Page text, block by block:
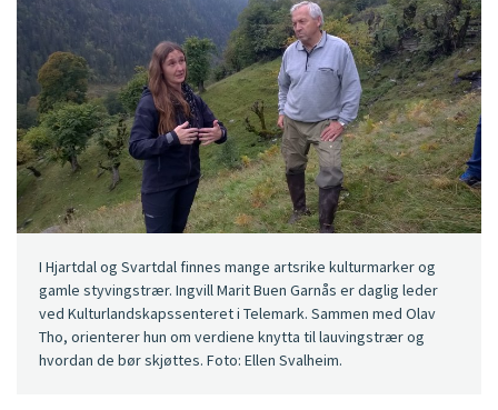
I Hjartdal og Svartdal finnes mange artsrike kulturmarker og
gamle styvingstrær. Ingvill Marit Buen Garnås er daglig leder
ved Kulturlandskapssenteret i Telemark. Sammen med Olav
Tho, orienterer hun om verdiene knytta til lauvingstrær og
hvordan de bør skjøttes. Foto: Ellen Svalheim.